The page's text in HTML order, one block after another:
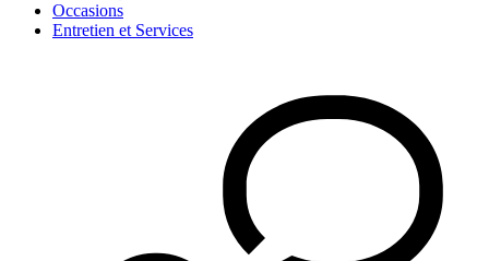
Occasions
Entretien et Services